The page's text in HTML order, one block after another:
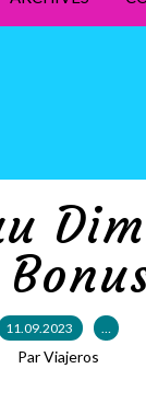
11.09.2023 …
Par Viajeros